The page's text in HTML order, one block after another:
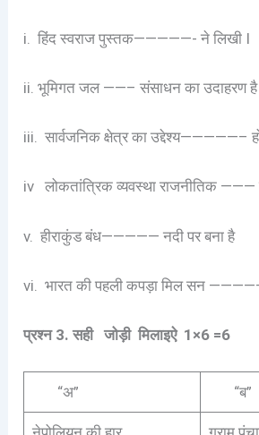
i. हिंद स्वराज पुस्तक—————- ने लिखी I
ii. भूमिगत जल ——– संसाधन का उदाहरण
iii. सार्वजनिक क्षेत्र का उद्देश्य—————–
iv लोकतांत्रिक व्यवस्था राजनीतिक ———
v. हीराकुंड बंध————— नदी पर बना है
vi. भारत की पहली कपड़ा मिल सन
प्रश्न 3. सही जोड़ी मिलाइऐ 1×6 =6
“अ” “ब”